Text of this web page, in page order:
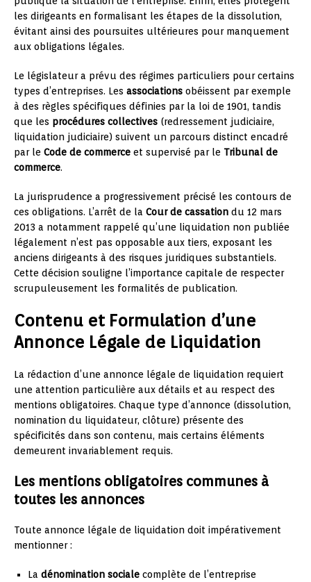
les dirigeants en formalisant les étapes de la dissolution,
évitant ainsi des poursuites ultérieures pour manquement
aux obligations légales.
Le législateur a prévu des régimes particuliers pour certains
types d’entreprises. Les associations obéissent par exemple
à des règles spécifiques définies par la loi de 1901, tandis
que les procédures collectives (redressement judiciaire,
liquidation judiciaire) suivent un parcours distinct encadré
par le Code de commerce et supervisé par le Tribunal de
commerce.
La jurisprudence a progressivement précisé les contours de
ces obligations. L’arrêt de la Cour de cassation du 12 mars
2013 a notamment rappelé qu’une liquidation non publiée
légalement n’est pas opposable aux tiers, exposant les
anciens dirigeants à des risques juridiques substantiels.
Cette décision souligne l’importance capitale de respecter
scrupuleusement les formalités de publication.
Contenu et Formulation d’une
Annonce Légale de Liquidation
La rédaction d’une annonce légale de liquidation requiert
une attention particulière aux détails et au respect des
mentions obligatoires. Chaque type d’annonce (dissolution,
nomination du liquidateur, clôture) présente des
spécificités dans son contenu, mais certains éléments
demeurent invariablement requis.
Les mentions obligatoires communes à
toutes les annonces
Toute annonce légale de liquidation doit impérativement
mentionner :
La dénomination sociale complète de l’entreprise